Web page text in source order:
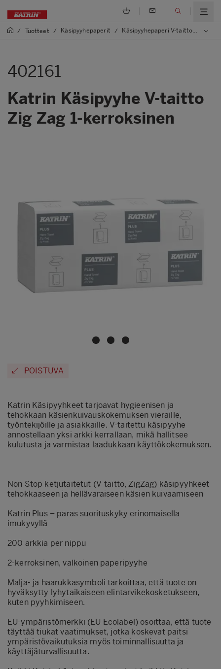
/ Tuotteet / Käsipyyhepaperit / Käsipyyhepaperi V-taitto, Zig Zag
402161
Katrin Käsipyyhe V-taitto
Zig Zag 1-kerroksinen
POISTUVA
Katrin Käsipyyhkeet tarjoavat hygieenisen ja
tehokkaan käsienkuivauskokemuksen vieraille,
työntekijöille ja asiakkaille. V-taitettu käsipyyhe
annostellaan yksi arkki kerrallaan, mikä hallitsee
kulutusta ja varmistaa laadukkaan käyttökokemuksen.
Non Stop ketjutaitetut (V-taitto, ZigZag) käsipyyhkeet
tehokkaaseen ja hellävaraiseen käsien kuivaamiseen
Katrin Plus – paras suorituskyky erinomaisella
imukyvyllä
200 arkkia per nippu
2-kerroksinen, valkoinen paperipyyhe
Malja- ja haarukkasymboli tarkoittaa, että tuote on
hyväksytty lyhytaikaiseen elintarvikekosketukseen,
kuten pyyhkimiseen.
EU-ympäristömerkki (EU Ecolabel) osoittaa, että tuote
täyttää tiukat vaatimukset, jotka koskevat paitsi
ympäristövaikutuksia myös toiminnallisuutta ja
käyttäjäturvallisuutta.